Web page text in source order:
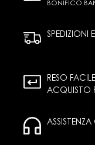
BONIFICO
SPEDIZIONI
RESO
ACQUISTO
ASSISTENZA